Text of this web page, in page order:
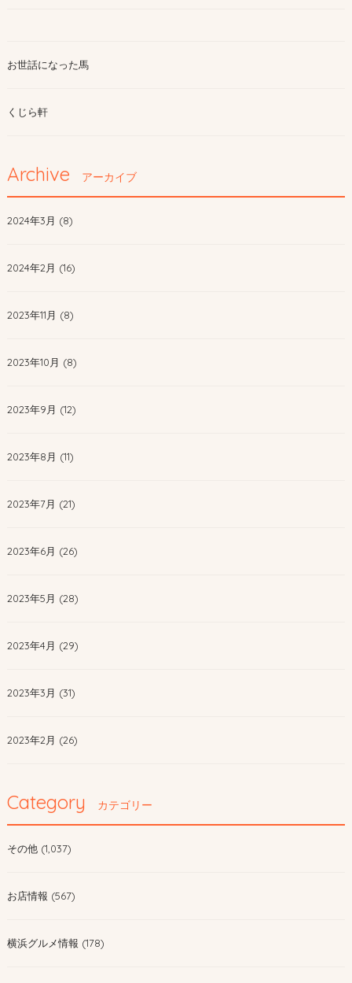
お世話になった馬
くじら軒
Archive アーカイブ
2024年3月 (8)
2024年2月 (16)
2023年11月 (8)
2023年10月 (8)
2023年9月 (12)
2023年8月 (11)
2023年7月 (21)
2023年6月 (26)
2023年5月 (28)
2023年4月 (29)
2023年3月 (31)
2023年2月 (26)
Category カテゴリー
その他 (1,037)
お店情報 (567)
横浜グルメ情報 (178)